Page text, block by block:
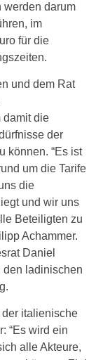
werden darum
im
für die
und dem Rat
damit die
der
können. “Es ist
um die Tarife
die
und wir uns
Beteiligten zu
Achammer.
Daniel
den ladinischen
der italienische
“Es wird ein
alle Akteure,